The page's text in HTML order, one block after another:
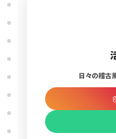
日々の稽古